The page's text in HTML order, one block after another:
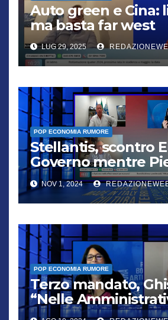
Auto green e Cina:
ma basta far west
LUG 29, 2025
POP ECONOMIA RUMORE
Stellantis, scontro
Governo mentre
trema
NOV 1, 2024
POP ECONOMIA RUMORE
Terzo mandato,
“Nelle
cittadini votano